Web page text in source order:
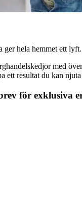
ger hela hemmet ett
med
ett resultat du kan
för exklusiva